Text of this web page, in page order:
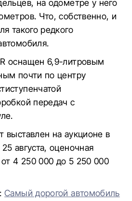
на одометре у него
Что, собственно, и
такого редкого
оснащен 6,9-литровым
почти по центру
передач с
выставлен на аукционе в
августа, оценочная
от 4 250 000 до 5 250 000
Самый дорогой автомобиль